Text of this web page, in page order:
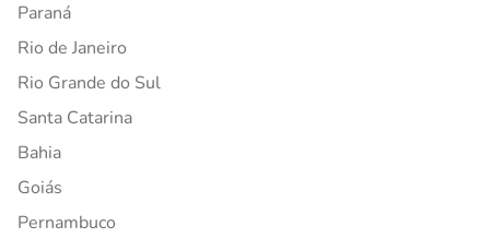
Paraná
Rio de Janeiro
Rio Grande do Sul
Santa Catarina
Bahia
Goiás
Pernambuco